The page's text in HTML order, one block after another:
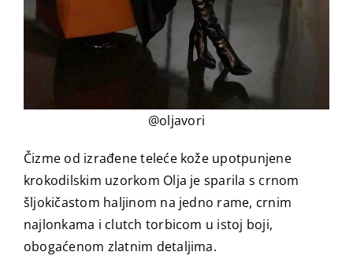
@oljavori
Čizme od izrađene teleće kože upotpunjene
krokodilskim uzorkom Olja je sparila s crnom
šljokičastom haljinom na jedno rame, crnim
najlonkama i clutch torbicom u istoj boji,
obogaćenom zlatnim detaljima.